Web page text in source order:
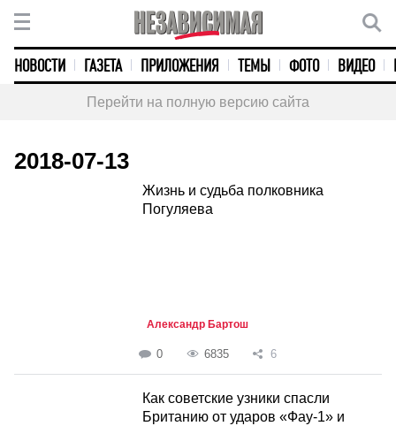
НОВОСТИ ГАЗЕТА ПРИЛОЖЕНИЯ ТЕМЫ ФОТО ВИДЕО
Перейти на полную версию сайта
2018-07-13
Жизнь и судьба полковника
Погуляева
Александр Бартош
0 6835 6
Как советские узники спасли
Британию от ударов «Фау-1» и